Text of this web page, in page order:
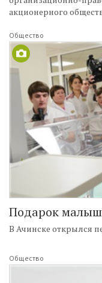
акционерного
Общество
Подарок
В Ачинске открылся
Общество